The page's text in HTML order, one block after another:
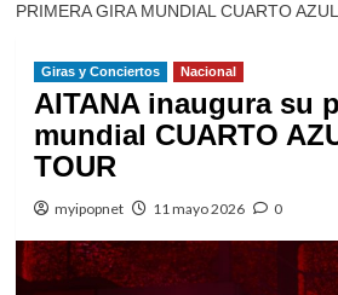
PRIMERA GIRA MUNDIAL CUARTO
Giras y Conciertos Nacional
AITANA inaugura su
mundial CUARTO
TOUR
myipopnet 11 mayo 2026 0